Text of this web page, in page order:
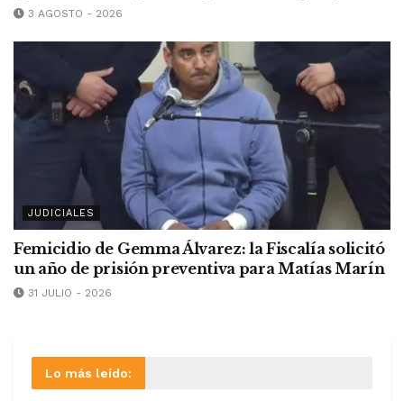
3 AGOSTO - 2026
JUDICIALES
Femicidio de Gemma Álvarez: la Fiscalía solicitó
un año de prisión preventiva para Matías Marín
31 JULIO - 2026
Lo más leído: